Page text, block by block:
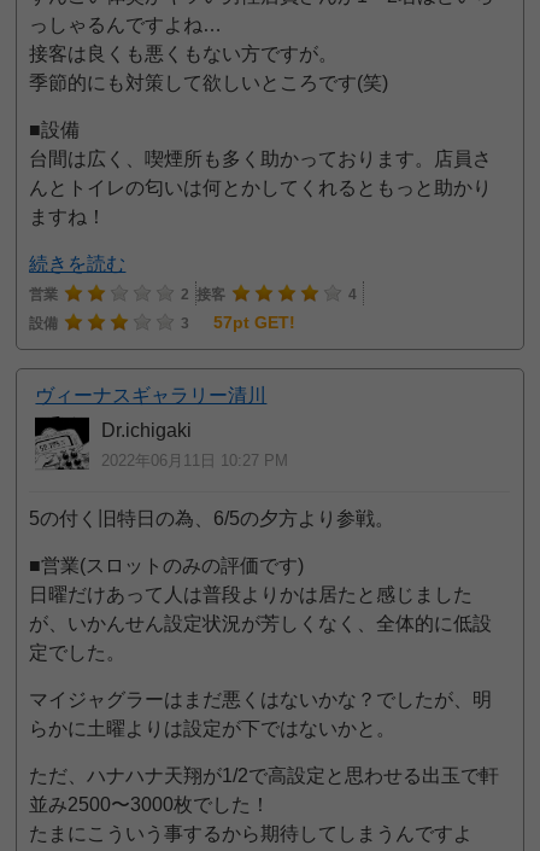
っしゃるんですよね…
接客は良くも悪くもない方ですが。
季節的にも対策して欲しいところです(笑)
■設備
台間は広く、喫煙所も多く助かっております。店員さ
んとトイレの匂いは何とかしてくれるともっと助かり
ますね！
続きを読む
営業 2 接客
4
設備
3 57pt GET!
ヴィーナスギャラリー清川
Dr.ichigaki
2022年06月11日 10:27 PM
5の付く旧特日の為、6/5の夕方より参戦。
■営業(スロットのみの評価です)
日曜だけあって人は普段よりかは居たと感じました
が、いかんせん設定状況が芳しくなく、全体的に低設
定でした。
マイジャグラーはまだ悪くはないかな？でしたが、明
らかに土曜よりは設定が下ではないかと。
ただ、ハナハナ天翔が1/2で高設定と思わせる出玉で軒
並み2500〜3000枚でした！
たまにこういう事するから期待してしまうんですよ